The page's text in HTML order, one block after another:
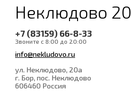
Неклюдово 20
+7 (83159) 66-8-33
Звоните с 8:00 до 20:00
info@nekludovo.ru
ул. Неклюдово, 20а
г. Бор, пос. Неклюдово
606460 Россия